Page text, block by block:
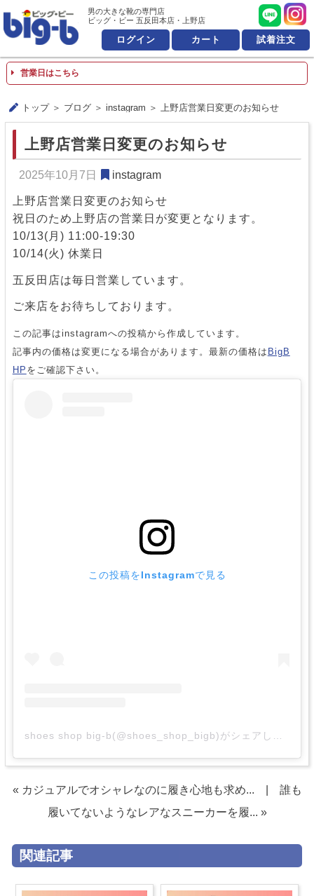
男の大きな靴の専門店 ビッ
男の大きな靴の専門店
ビッグ・ビー 五反田本店・上野店
ログイン カート 試着注文
営業日はこちら
トップ ブログ instagram 上野店営業日変更のお知らせ
上野店営業日変更のお知らせ
2025年10月7日 instagram
上野店営業日変更のお知らせ
祝日のため上野店の営業日が変更となります。
10/13(月) 11:00-19:30
10/14(火) 休業日
五反田店は毎日営業しています。
ご来店をお待ちしております。
この記事はinstagramへの投稿から作成しています。
記事内の価格は変更になる場合があります。最新の価格は BigB
HP をご確認下さい。
この投稿をInstagramで見る
shoes shop big-b(@shoes_shop_bigb)がシェアした投稿
« カジュアルでオシャレなのに履き心地も求め...
誰も
履いてないようなレアなスニーカーを履... »
関連記事